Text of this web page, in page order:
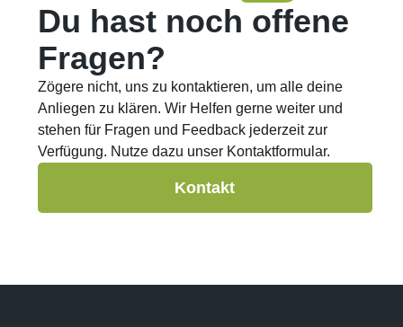
Du hast noch offene
Fragen?
Zögere nicht, uns zu kontaktieren, um alle deine
Anliegen zu klären. Wir Helfen gerne weiter und
stehen für Fragen und Feedback jederzeit zur
Verfügung. Nutze dazu unser Kontaktformular.
Kontakt